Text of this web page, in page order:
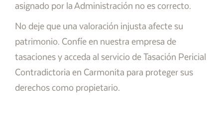
asignado por la Administración no es correcto.
No deje que una valoración injusta afecte su
patrimonio. Confíe en nuestra empresa de
tasaciones y acceda al servicio de Tasación Pericial
Contradictoria en Carmonita para proteger sus
derechos como propietario.